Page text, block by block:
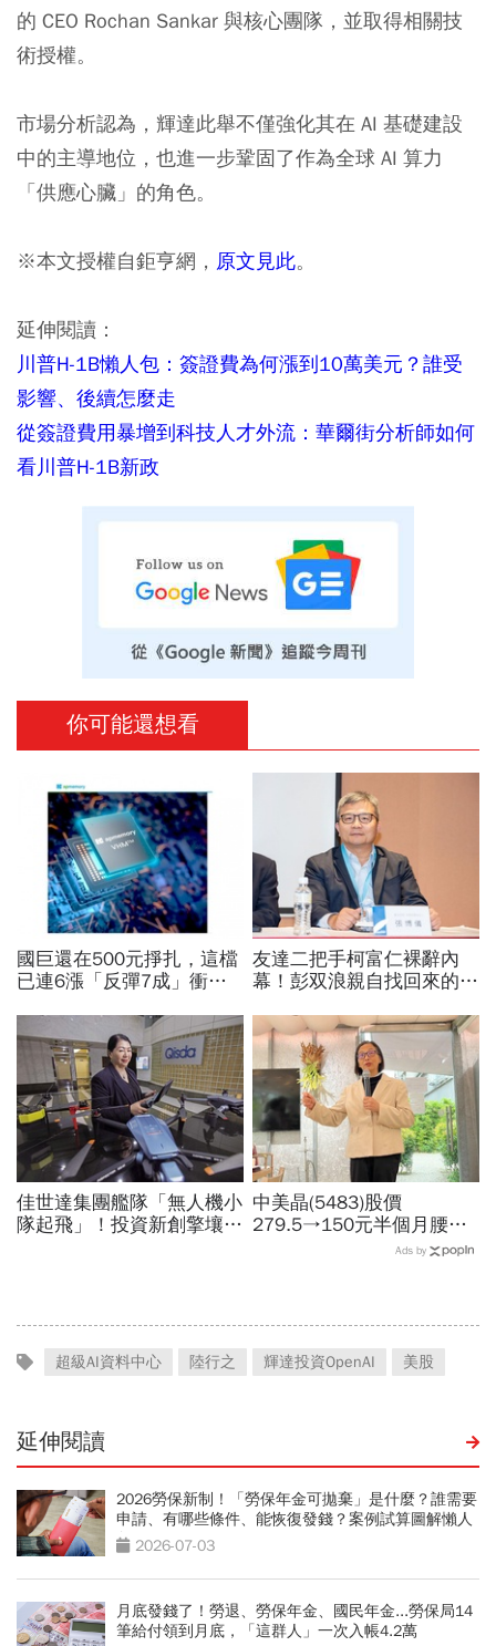
的 CEO Rochan Sankar 與核心團隊，並取得相關技
術授權。
市場分析認為，輝達此舉不僅強化其在 AI 基礎建設
中的主導地位，也進一步鞏固了作為全球 AI 算力
「供應心臟」的角色。
※本文授權自鉅亨網， 原文見此。
延伸閱讀：
川普H-1B懶人包：簽證費為何漲到10萬美元？誰受
影響、後續怎麼走
從簽證費用暴增到科技人才外流：華爾街分析師如何
看川普H-1B新政
你可能還想看
國巨還在500元掙扎，這檔
已連6漲「反彈7成」衝千
還有5成空間
友達二把手柯富仁裸辭內
幕！彭双浪親自找回來的接
「落後群創」成最後稻草？
佳世達集團艦隊「無人機小
隊起飛」！投資新創擎壤、
中美晶(5483)股價
279.5→150元半個月腰
斬，徐秀蘭端出Q2好成
Ads by
超級AI資料中心 陸行之 輝達投資OpenAI 美股
延伸閱讀
2026勞保新制！「勞保年金可拋棄」是什麼？誰需要
申請、有哪些條件、能恢復發錢？案例試算圖解懶人
包 2026-07-03
月底發錢了！勞退、勞保年金、國民年金...勞保局14
筆給付領到月底，「這群人」一次入帳4.2萬